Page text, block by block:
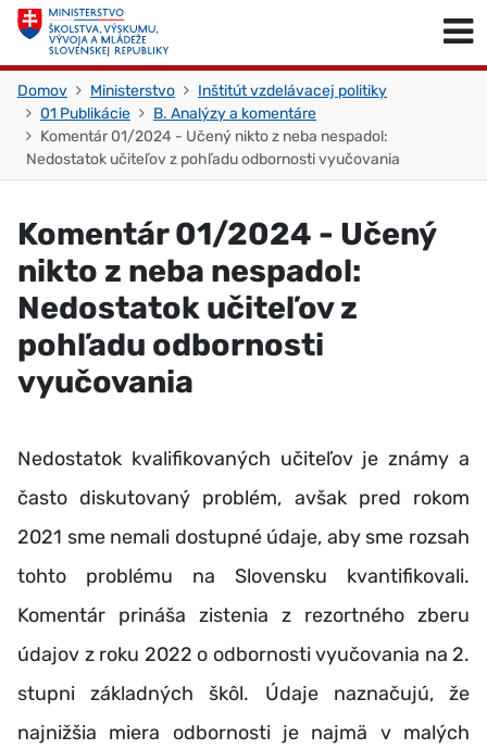
Skočiť na obsah
Domov Ministerstvo
Inštitút vzdelávacej politiky
01 Publikácie
B. Analýzy a komentáre
Komentár 01/2024 - Učený nikto z neba nespadol:
Nedostatok učiteľov z pohľadu odbornosti vyučovania
Komentár 01/2024 - Učený
nikto z neba nespadol:
Nedostatok učiteľov z
pohľadu odbornosti
vyučovania
Nedostatok kvalifikovaných učiteľov je známy a
často diskutovaný problém, avšak pred rokom
2021 sme nemali dostupné údaje, aby sme rozsah
tohto problému na Slovensku kvantifikovali.
Komentár prináša zistenia z rezortného zberu
údajov z roku 2022 o odbornosti vyučovania na 2.
stupni základných škôl. Údaje naznačujú, že
najnižšia miera odbornosti je najmä v malých
Skočiť na začiatok stránky